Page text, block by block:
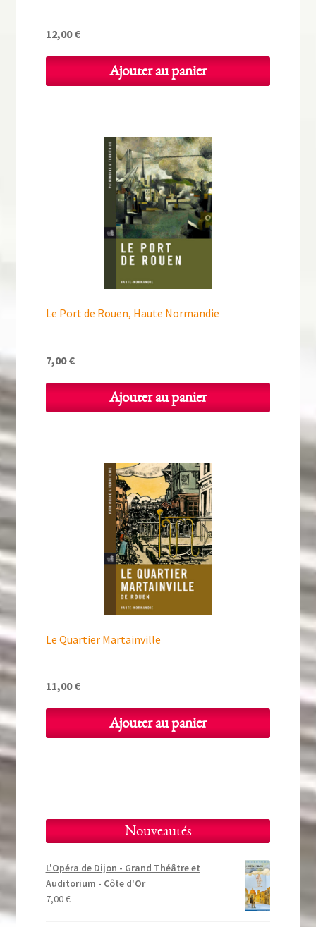
12,00€
Ajouter au panier
Le Port de Rouen, Haute Normandie
7,00€
Ajouter au panier
Le Quartier Martainville
11,00€
Ajouter au panier
Nouveautés
L'Opéra de Dijon - Grand Théâtre et
Auditorium - Côte d'Or
7,00€